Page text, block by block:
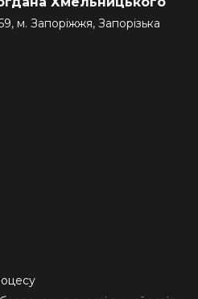
м. Запоріжжя, Запорізька